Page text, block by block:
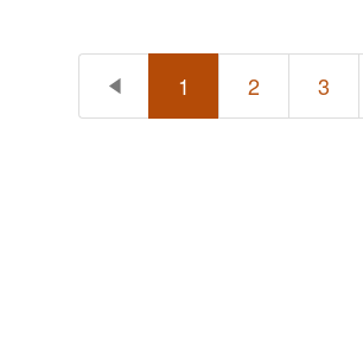
1 2 3